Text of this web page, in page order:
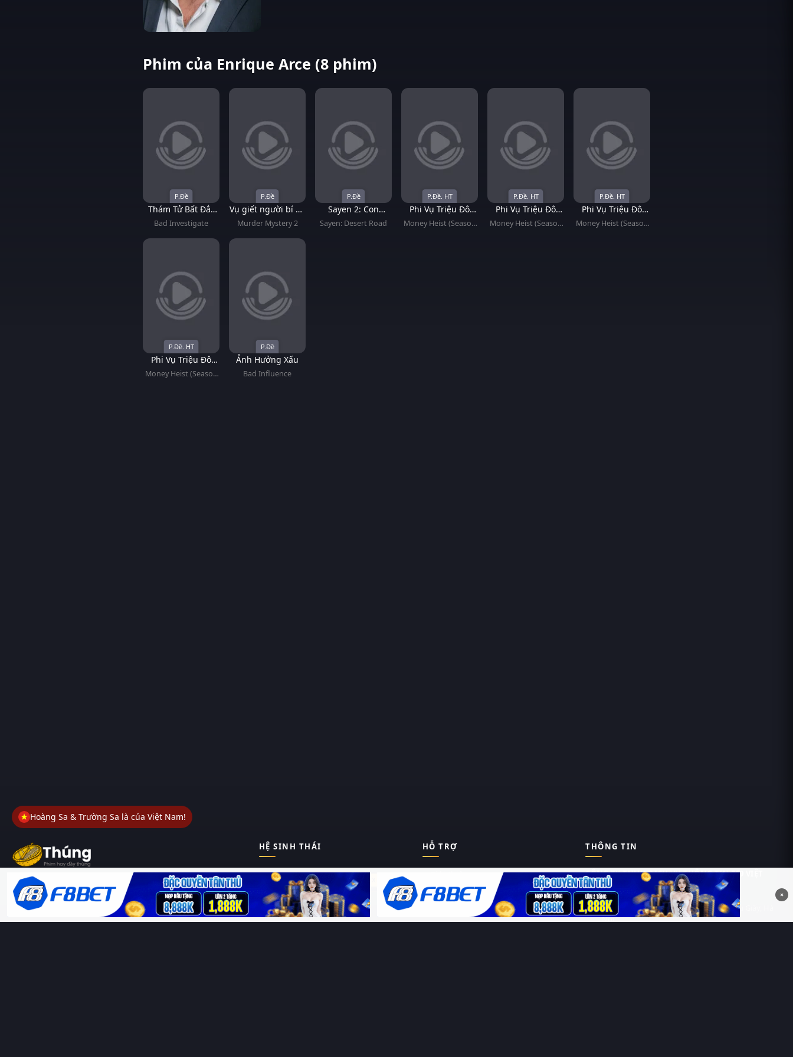
Phim của Enrique Arce (8 phim)
P.Đề
Thám Tử Bất Đắc
Dĩ
Bad Investigate
P.Đề
Vụ giết người bí ẩn
2
Murder Mystery 2
P.Đề
Sayen 2: Con
đường khô cằn
Sayen: Desert Road
P.Đề. HT
Phi Vụ Triệu Đô
(Phần 2)
Money Heist (Season
P.Đề. HT
Phi Vụ Triệu Đô
(Phần 3)
Money Heist (Season
P.Đề. HT
Phi Vụ Triệu Đô
(Phần 4)
Money Heist (Season
P.Đề. HT
Phi Vụ Triệu Đô
(Phần 5)
Money Heist (Season
P.Đề
Ảnh Hưởng Xấu
Bad Influence
Hoàng Sa & Trường Sa là của Việt Nam!
Thungphim– Kho phim không đáy. Xem phim online miễn phí
HD 4K Vietsub, thuyết minh, lồng tiếng. Cập nhật nhanh 24/7,
không quảng cáo.
HỆ SINH THÁI
Thungphim ĐANG XEM
RoPhim
HỖ TRỢ
Liên hệ
Hỏi – Đáp
Chính sách bảo mật
THÔNG TIN
CÔNG TY TNHH DỊCH VỤ THÔNG TIN 369 VIỆT
NAM
Tầng 6, Tòa nhà Việt Á, Số 9 Duy Tân, Cầu Giấy, Hà
Nội
×